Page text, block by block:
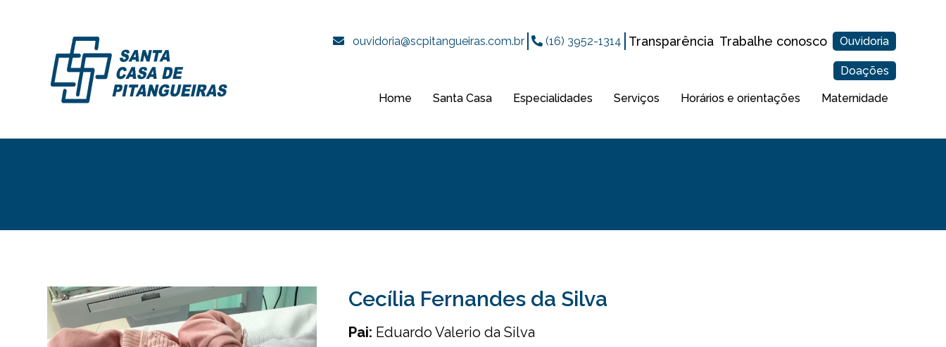
ouvidoria@scpitangueiras.com.br (16) 3952-1314 Transparência Trabalhe conosco Ouvidoria
Doações
Home Santa Casa Especialidades Serviços Horários e orientações Maternidade
Cecília Fernandes da Silva
Pai: Eduardo Valerio da Silva